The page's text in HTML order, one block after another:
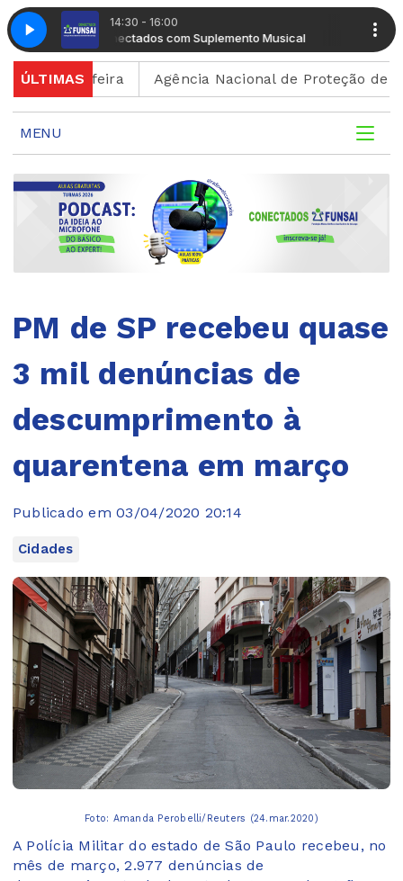
14:30 - 16:00
Radio Conectados com Suplemento Musical Radio
Radio Conectados com Suplemento Musical Radio
ÚLTIMAS
sexta-feira Agência Nacional de Proteção de
MENU
PM de SP recebeu quase
3 mil denúncias de
descumprimento à
quarentena em março
Publicado em 03/04/2020 20:14
Cidades
Foto: Amanda Perobelli/Reuters (24.mar.2020)
A Polícia Militar do estado de São Paulo recebeu, no
mês de março, 2.977 denúncias de